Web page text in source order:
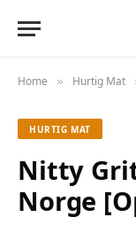
Home » Hurtig Mat
HURTIG MAT
Nitty
Norge